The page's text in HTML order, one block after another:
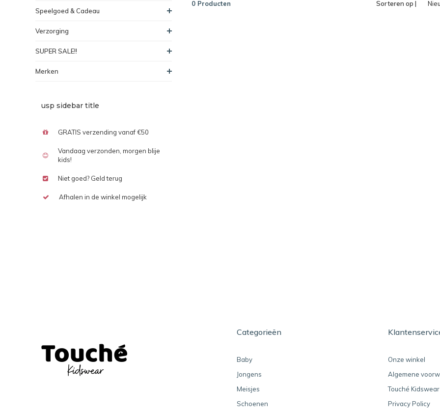
Speelgoed & Cadeau
Verzorging
SUPER SALE!!
Merken
usp sidebar title
GRATIS verzending vanaf €50
Vandaag verzonden, morgen blije
kids!
Niet goed? Geld terug
Afhalen in de winkel mogelijk
0 Producten Sorteren op |
Categorieën
Baby
Jongens
Meisjes
Schoenen
Onze winkel
Algemene
Touché Kidswear
Privacy Policy